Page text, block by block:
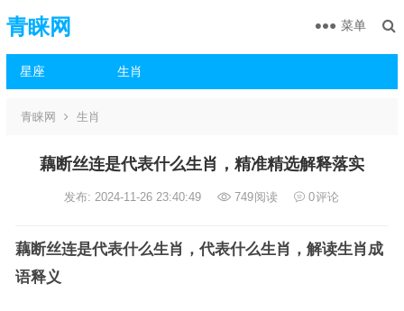
青睐网
星座 生肖
菜单
青睐网 生肖
藕断丝连是代表什么生肖，精准精选解释落实
发布: 2024-11-26 23:40:49 749阅读 0评论
藕断丝连是代表什么生肖，代表什么生肖，解读生肖成
语释义